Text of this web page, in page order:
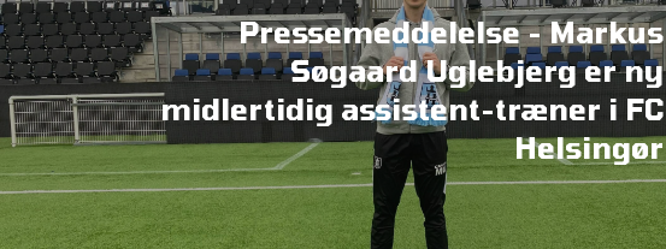
Pressemeddelelse - Markus
Søgaard Uglebjerg er ny
midlertidig assistent-træner i FC
Helsingør